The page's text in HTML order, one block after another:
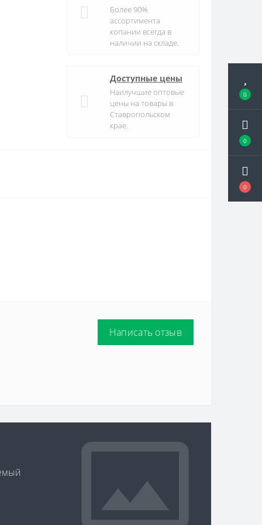
0
0
0
Более 90%
ассортимента
копании всегда в
наличии на складе.
Доступные цены
Наилучшие оптовые
цены на товары в
Ставропольском
крае.
Написать отзыв